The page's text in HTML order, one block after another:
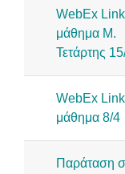
WebEx Link
μάθημα M.
Τετάρτης
WebEx Link
μάθημα 8/4
Παράταση